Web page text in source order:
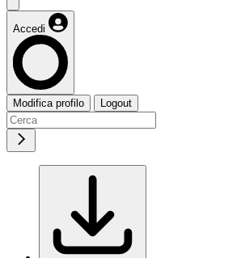
Accedi
Modifica profilo Logout